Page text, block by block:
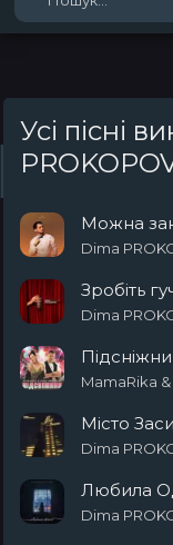
Усі пісні
Можна
Dima
Зробіть
Dima
MamaRika
Місто
Dima
Любила
Dima